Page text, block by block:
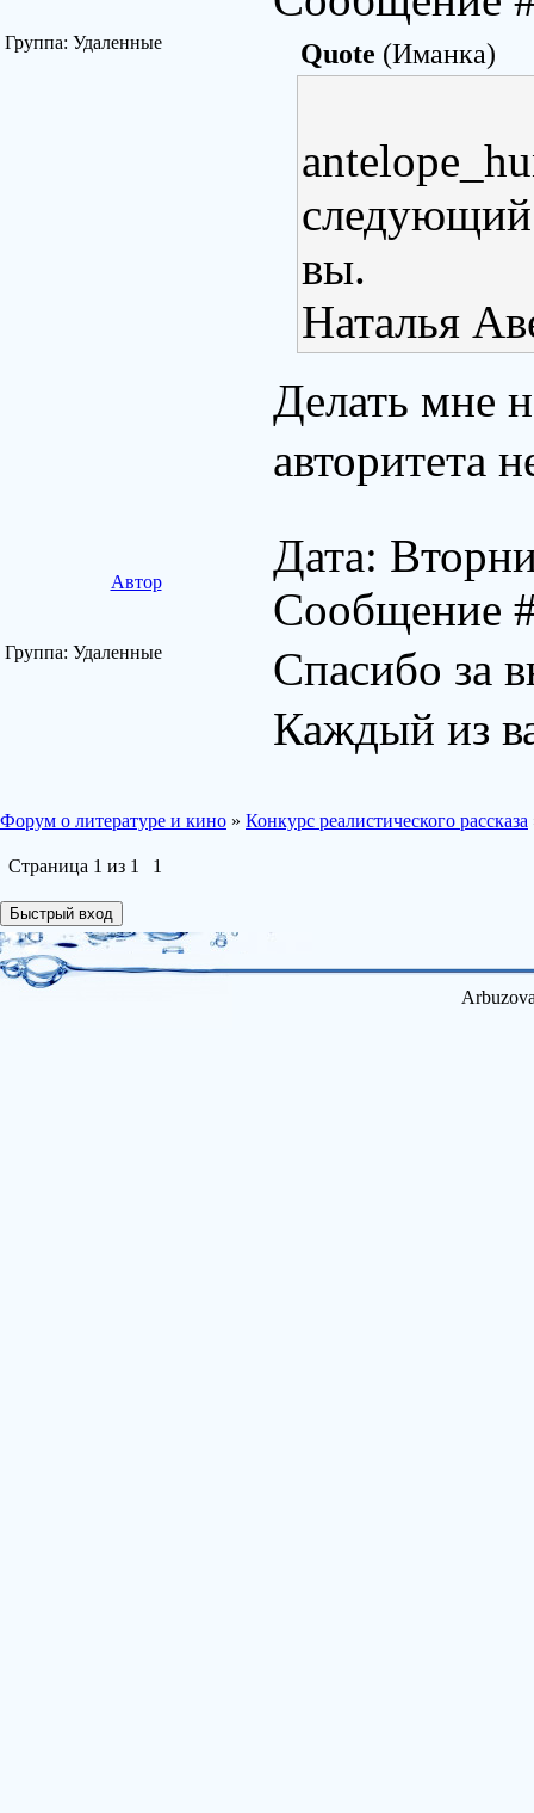
Группа: Удаленные Quote (Иманка)
следующий
вы.
Наталья
Делать мне
авторитета
Автор
Дата:
Сообщение
Группа: Удаленные
Спасибо за
Каждый из
Форум о литературе и кино » Конкурс реалистического рассказа
Страница 1 из 1 1